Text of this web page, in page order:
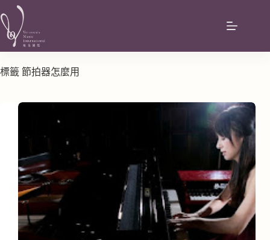
標籤 節拍器怎麼用